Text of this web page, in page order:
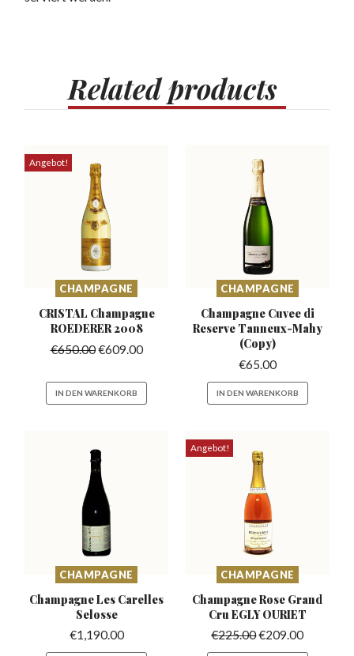
Relatedproducts
Angebot!
CHAMPAGNE
CRISTAL Champagne
ROEDERER 2008
€650.00€609.00
IN DEN WARENKORB
CHAMPAGNE
Champagne Cuvee di
Reserve Tanneux-Mahy
(Copy)
€65.00
IN DEN WARENKORB
CHAMPAGNE
Champagne Les Carelles
Selosse
€1,190.00
Angebot!
CHAMPAGNE
Champagne Rose Grand
Cru EGLY OURIET
€225.00€209.00